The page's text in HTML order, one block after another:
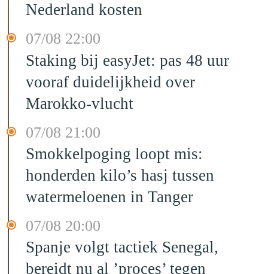
Nederland kosten
07/08 22:00
Staking bij easyJet: pas 48 uur
vooraf duidelijkheid over
Marokko-vlucht
07/08 21:00
Smokkelpoging loopt mis:
honderden kilo’s hasj tussen
watermeloenen in Tanger
07/08 20:00
Spanje volgt tactiek Senegal,
bereidt nu al ’proces’ tegen